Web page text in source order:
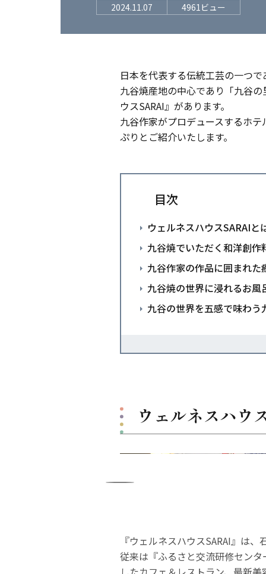
2024.11.07 4961ビュー
日本を代表する伝統工芸の一つ
九谷焼産地の中心であり「九谷
ウスSARAI』があります。
九谷作家がプロデュースするホ
ぷりとご紹介いたします。
目次
ウェルネスハウスSARAIと
九谷焼でいただく和洋創作
九谷作家の作品に囲まれ
九谷焼の世界に浸れるお風
九谷の世界を五感で味わう
ウェルネスハウ
『ウェルネスハウスSARAI』は
従来は『ふるさと交流研修セン